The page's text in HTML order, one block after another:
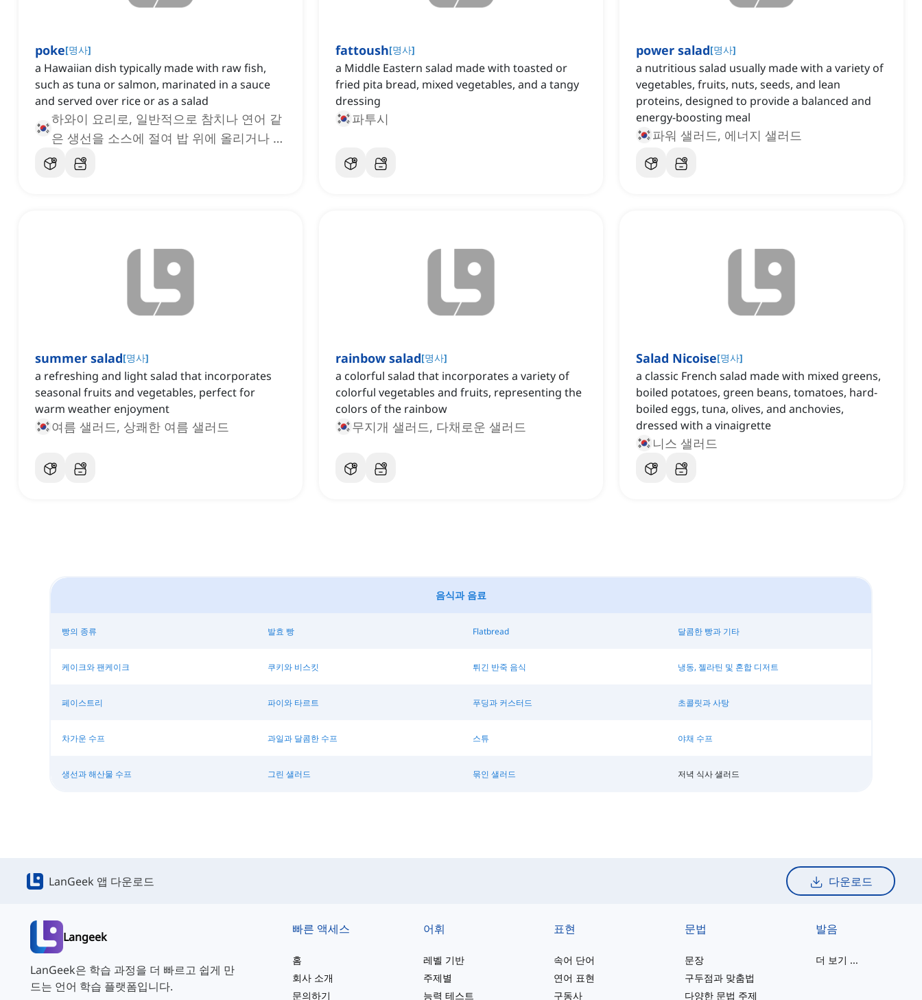
poke[명사]
a Hawaiian dish typically made with raw fish,
such as tuna or salmon, marinated in a sauce
and served over rice or as a salad
하와이 요리로, 일반적으로 참치나 연어 같
은 생선을 소스에 절여 밥 위에 올리거나 샐
러드로 제공하는 요리
fattoush[명사]
a Middle Eastern salad made with toasted or
fried pita bread, mixed vegetables, and a tangy
dressing
파투시
power salad[명사]
a nutritious salad usually made with a variety of
vegetables, fruits, nuts, seeds, and lean
proteins, designed to provide a balanced and
energy-boosting meal
파워 샐러드, 에너지 샐러드
summer salad[명사]
a refreshing and light salad that incorporates
seasonal fruits and vegetables, perfect for
warm weather enjoyment
여름 샐러드, 상쾌한 여름 샐러드
rainbow salad[명사]
a colorful salad that incorporates a variety of
colorful vegetables and fruits, representing the
colors of the rainbow
무지개 샐러드, 다채로운 샐러드
Salad Nicoise[명사]
a classic French salad made with mixed greens,
boiled potatoes, green beans, tomatoes, hard-
boiled eggs, tuna, olives, and anchovies,
dressed with a vinaigrette
니스 샐러드
음식과 음료
빵의 종류 발효 빵 Flatbread 달콤한 빵과 기타
케이크와 팬케이크 쿠키와 비스킷 튀긴 반죽 음식 냉동, 젤라틴 및 혼합 디저트
페이스트리 파이와 타르트 푸딩과 커스터드 초콜릿과 사탕
차가운 수프 과일과 달콤한 수프 스튜 야채 수프
생선과 해산물 수프 그린 샐러드 묶인 샐러드 저녁 식사 샐러드
LanGeek 앱 다운로드 다운로드
Langeek
LanGeek은 학습 과정을 더 빠르고 쉽게 만
드는 언어 학습 플랫폼입니다.
빠른 액세스
홈
회사 소개
문의하기
어휘
레벨 기반
주제별
능력 테스트
표현
속어 단어
연어 표현
구동사
문법
문장
구두점과 맞춤법
다양한 문법 주제
발음
더 보기 ...